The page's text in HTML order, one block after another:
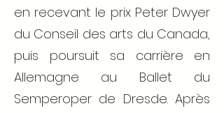
en recevant le prix Peter Dwyer
du Conseil des arts du Canada,
puis poursuit sa carrière en
Allemagne au Ballet du
Semperoper de Dresde. Après